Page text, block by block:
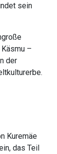
sein
–
der
Kuremäe
das Teil